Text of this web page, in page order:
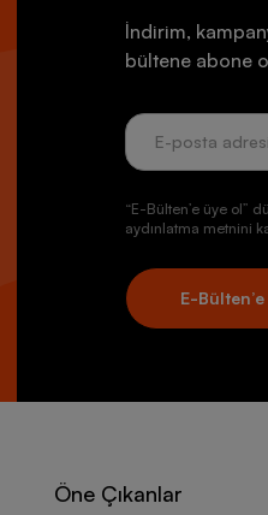
İndirim,
bültene abone
“E-Bülten’e üye ol”
aydınlatma metnini
E-
Öne Çıkanlar